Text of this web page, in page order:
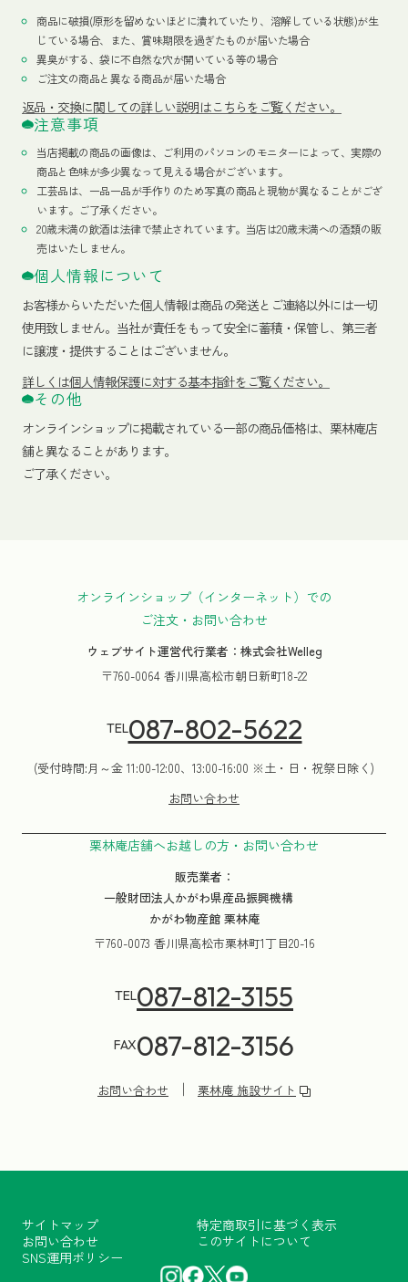
商品に破損(原形を留めないほどに潰れていたり、溶解している状態)が生
じている場合、また、賞味期限を過ぎたものが届いた場合
異臭がする、袋に不自然な穴が開いている等の場合
ご注文の商品と異なる商品が届いた場合
返品・交換に関しての詳しい説明はこちらをご覧ください。
注意事項
当店掲載の商品の画像は、ご利用のパソコンのモニターによって、実際の
商品と色味が多少異なって見える場合がございます。
工芸品は、一品一品が手作りのため写真の商品と現物が異なることがござ
います。ご了承ください。
20歳未満の飲酒は法律で禁止されています。当店は20歳未満への酒類の販
売はいたしません。
個人情報について
お客様からいただいた個人情報は商品の発送とご連絡以外には一切
使用致しません。当社が責任をもって安全に蓄積・保管し、第三者
に譲渡・提供することはございません。
詳しくは個人情報保護に対する基本指針をご覧ください。
その他
オンラインショップに掲載されている一部の商品価格は、栗林庵店
舗と異なることがあります。
ご了承ください。
オンラインショップ（インターネット）での
ご注文・お問い合わせ
ウェブサイト運営代行業者：株式会社Welleg
〒760-0064 香川県高松市朝日新町18-22
TEL087-802-5622
(受付時間:月～金 11:00-12:00、13:00-16:00 ※土・日・祝祭日除く)
お問い合わせ
栗林庵店舗へお越しの方・お問い合わせ
販売業者：
一般財団法人かがわ県産品振興機構
かがわ物産館 栗林庵
〒760-0073 香川県高松市栗林町1丁目20-16
TEL087-812-3155
FAX087-812-3156
お問い合わせ 栗林庵 施設サイト
サイトマップ
特定商取引に基づく表示
お問い合わせ
このサイトについて
SNS運用ポリシー